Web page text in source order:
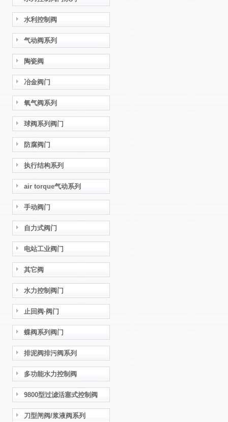
水利控制阀
气动阀系列
陶瓷阀
冶金阀门
氧气阀系列
球阀系列阀门
防腐阀门
执行结构系列
air torque气动系列
手动阀门
自力式阀门
电站工业阀门
其它阀
水力控制阀门
止回阀·阀门
蝶阀系列阀门
排泥阀排污阀系列
多功能水力控制阀
9800型过滤活塞式控制阀
刀型闸阀/浆液阀系列